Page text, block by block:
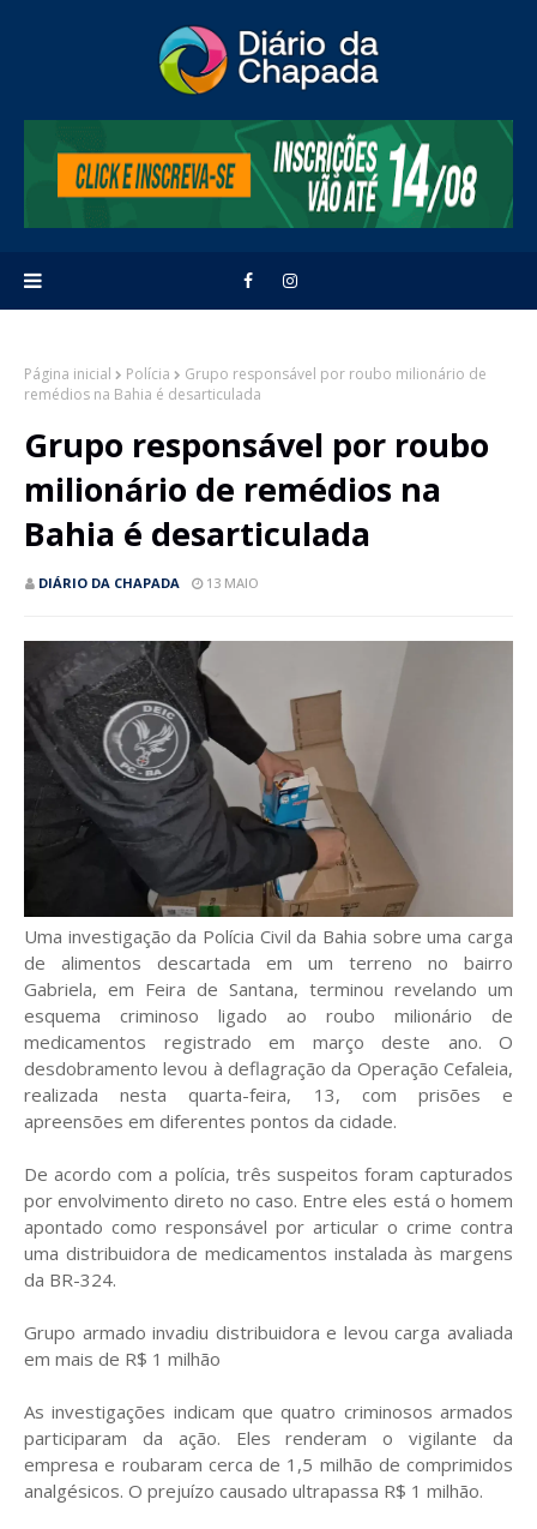
Página inicial Polícia
Grupo responsável por roubo milionário de
remédios na Bahia é desarticulada
Grupo responsável por roubo
milionário de remédios na
Bahia é desarticulada
DIÁRIO DA CHAPADA 13 MAIO
Uma investigação da Polícia Civil da Bahia sobre uma carga
de alimentos descartada em um terreno no bairro
Gabriela, em Feira de Santana, terminou revelando um
esquema criminoso ligado ao roubo milionário de
medicamentos registrado em março deste ano. O
desdobramento levou à deflagração da Operação Cefaleia,
realizada nesta quarta-feira, 13, com prisões e
apreensões em diferentes pontos da cidade.
De acordo com a polícia, três suspeitos foram capturados
por envolvimento direto no caso. Entre eles está o homem
apontado como responsável por articular o crime contra
uma distribuidora de medicamentos instalada às margens
da BR-324.
Grupo armado invadiu distribuidora e levou carga avaliada
em mais de R$ 1 milhão
As investigações indicam que quatro criminosos armados
participaram da ação. Eles renderam o vigilante da
empresa e roubaram cerca de 1,5 milhão de comprimidos
analgésicos. O prejuízo causado ultrapassa R$ 1 milhão.